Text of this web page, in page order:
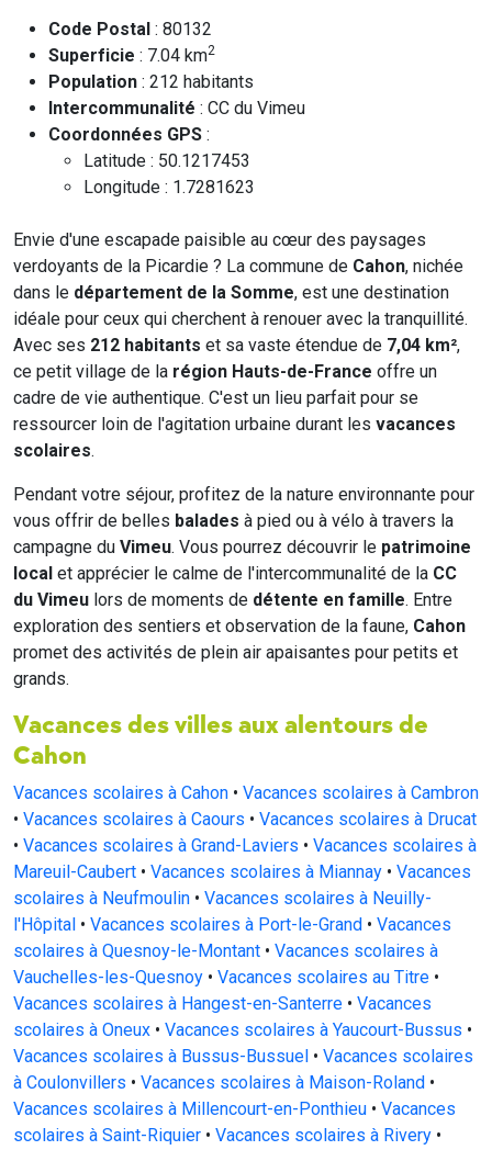
Code Postal : 80132
Superficie : 7.04 km2
Population : 212 habitants
Intercommunalité : CC du Vimeu
Coordonnées GPS :
Latitude : 50.1217453
Longitude : 1.7281623
Envie d'une escapade paisible au cœur des paysages
verdoyants de la Picardie ? La commune de Cahon, nichée
dans le département de la Somme, est une destination
idéale pour ceux qui cherchent à renouer avec la tranquillité.
Avec ses 212 habitants et sa vaste étendue de 7,04 km²,
ce petit village de la région Hauts-de-France offre un
cadre de vie authentique. C'est un lieu parfait pour se
ressourcer loin de l'agitation urbaine durant les vacances
scolaires.
Pendant votre séjour, profitez de la nature environnante pour
vous offrir de belles balades à pied ou à vélo à travers la
campagne du Vimeu. Vous pourrez découvrir le patrimoine
local et apprécier le calme de l'intercommunalité de la CC
du Vimeu lors de moments de détente en famille. Entre
exploration des sentiers et observation de la faune, Cahon
promet des activités de plein air apaisantes pour petits et
grands.
Vacances des villes aux alentours de
Cahon
Vacances scolaires à Cahon • Vacances scolaires à Cambron
• Vacances scolaires à Caours • Vacances scolaires à Drucat
• Vacances scolaires à Grand-Laviers • Vacances scolaires à
Mareuil-Caubert • Vacances scolaires à Miannay • Vacances
scolaires à Neufmoulin • Vacances scolaires à Neuilly-
l'Hôpital • Vacances scolaires à Port-le-Grand • Vacances
scolaires à Quesnoy-le-Montant • Vacances scolaires à
Vauchelles-les-Quesnoy • Vacances scolaires au Titre •
Vacances scolaires à Hangest-en-Santerre • Vacances
scolaires à Oneux • Vacances scolaires à Yaucourt-Bussus •
Vacances scolaires à Bussus-Bussuel • Vacances scolaires
à Coulonvillers • Vacances scolaires à Maison-Roland •
Vacances scolaires à Millencourt-en-Ponthieu • Vacances
scolaires à Saint-Riquier • Vacances scolaires à Rivery •